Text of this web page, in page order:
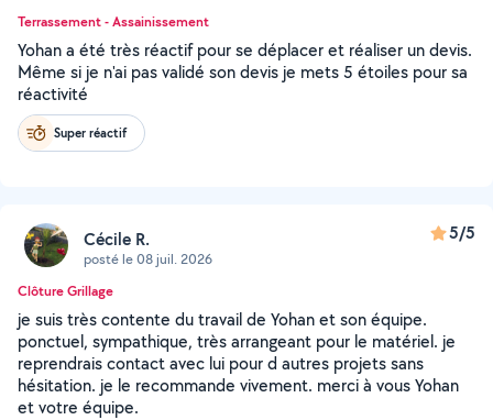
Terrassement - Assainissement
Yohan a été très réactif pour se déplacer et réaliser un devis.
Même si je n'ai pas validé son devis je mets 5 étoiles pour sa
réactivité
Super réactif
Cécile R.
posté le 08 juil. 2026
5/5
Clôture Grillage
je suis très contente du travail de Yohan et son équipe.
ponctuel, sympathique, très arrangeant pour le matériel. je
reprendrais contact avec lui pour d autres projets sans
hésitation. je le recommande vivement. merci à vous Yohan
et votre équipe.